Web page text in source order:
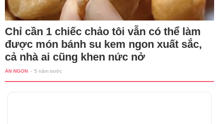
Chỉ cần 1 chiếc chảo tôi vẫn có thể làm
được món bánh su kem ngon xuất sắc,
cả nhà ai cũng khen nức nở
ĂN NGON - 5 năm trước